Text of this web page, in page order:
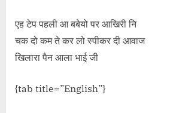
एह टेप पहली आ बबेयो पर आखिरी नि
चक दो कम ते कर लो स्पीकर दी आवाज
खिलारा पैन आला भाई जी
{tab title=”English”}